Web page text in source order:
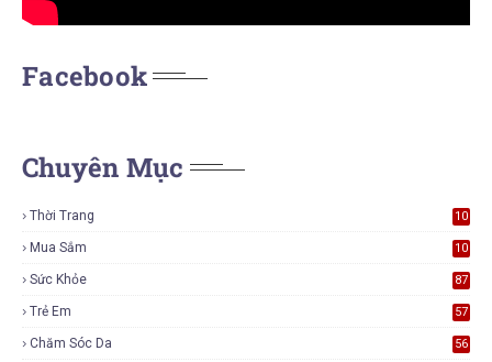
Facebook
Chuyên Mục
Thời Trang
10
Mua Sắm
10
Sức Khỏe 87
Trẻ Em 57
Chăm Sóc Da 56